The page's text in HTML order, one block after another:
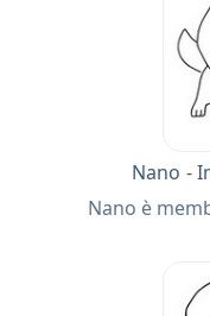
Nano -
Nano è